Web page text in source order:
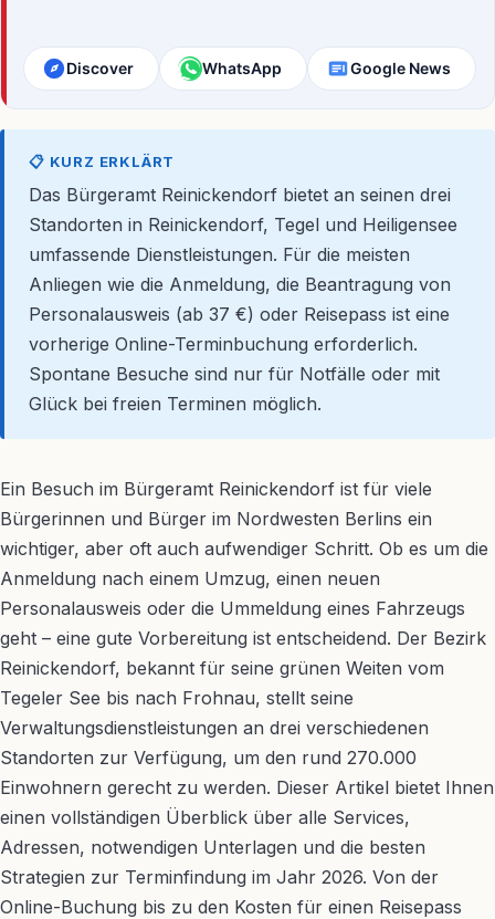
Discover WhatsApp Google News
📋 KURZ ERKLÄRT
Das Bürgeramt Reinickendorf bietet an seinen drei
Standorten in Reinickendorf, Tegel und Heiligensee
umfassende Dienstleistungen. Für die meisten
Anliegen wie die Anmeldung, die Beantragung von
Personalausweis (ab 37 €) oder Reisepass ist eine
vorherige Online-Terminbuchung erforderlich.
Spontane Besuche sind nur für Notfälle oder mit
Glück bei freien Terminen möglich.
Ein Besuch im Bürgeramt Reinickendorf ist für viele
Bürgerinnen und Bürger im Nordwesten Berlins ein
wichtiger, aber oft auch aufwendiger Schritt. Ob es um die
Anmeldung nach einem Umzug, einen neuen
Personalausweis oder die Ummeldung eines Fahrzeugs
geht – eine gute Vorbereitung ist entscheidend. Der Bezirk
Reinickendorf, bekannt für seine grünen Weiten vom
Tegeler See bis nach Frohnau, stellt seine
Verwaltungsdienstleistungen an drei verschiedenen
Standorten zur Verfügung, um den rund 270.000
Einwohnern gerecht zu werden. Dieser Artikel bietet Ihnen
einen vollständigen Überblick über alle Services,
Adressen, notwendigen Unterlagen und die besten
Strategien zur Terminfindung im Jahr 2026. Von der
Online-Buchung bis zu den Kosten für einen Reisepass